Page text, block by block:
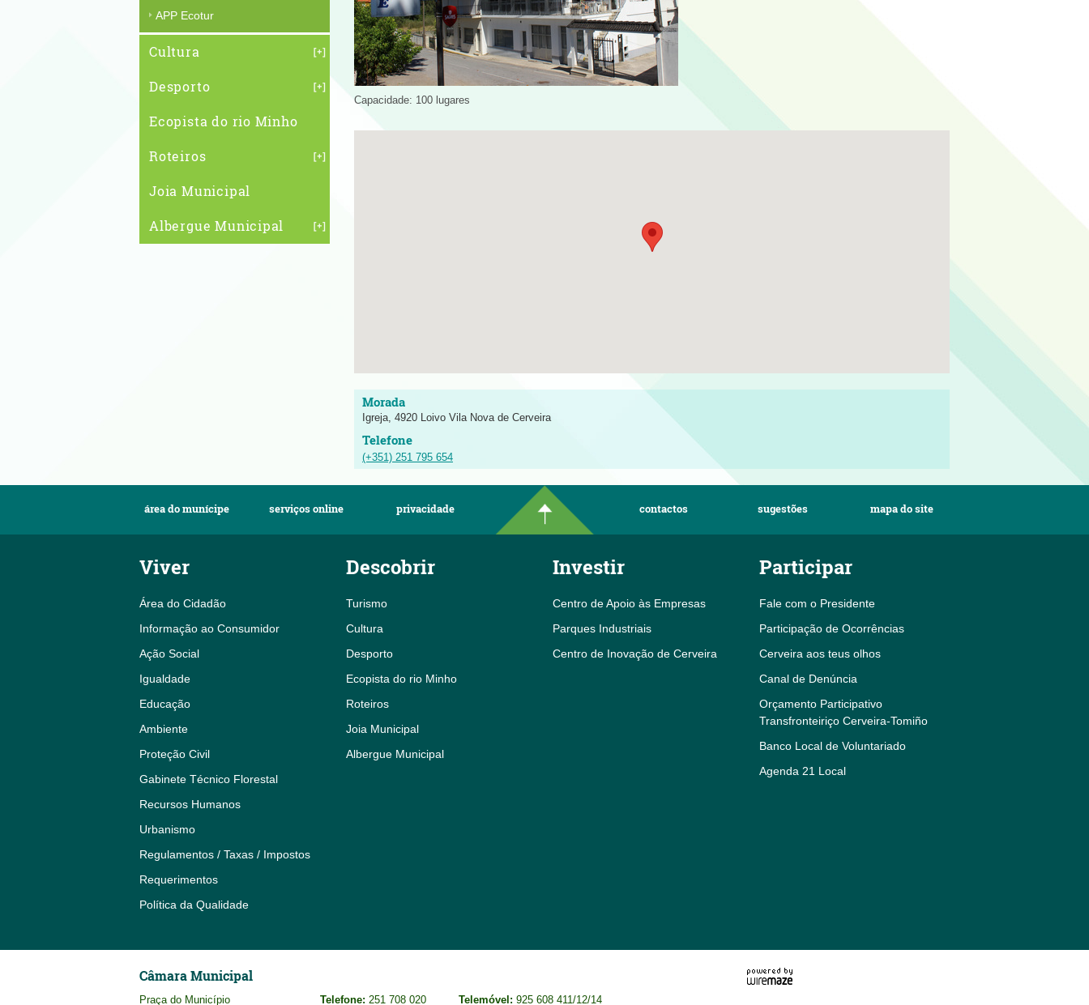
APP Ecotur
Cultura
Desporto
Ecopista do rio Minho
Roteiros
Joia Municipal
Albergue Municipal
Capacidade: 100 lugares
Igreja, 4920 Loivo Vila Nova de Cerveira
(+351) 251 795 654
área do munícipe serviços online privacidade contactos sugestões mapa do site
Viver
Área do Cidadão
Informação ao Consumidor
Ação Social
Igualdade
Educação
Ambiente
Proteção Civil
Gabinete Técnico Florestal
Recursos Humanos
Urbanismo
Regulamentos / Taxas / Impostos
Requerimentos
Política da Qualidade
Descobrir
Turismo
Cultura
Desporto
Ecopista do rio Minho
Roteiros
Joia Municipal
Albergue Municipal
Investir
Centro de Apoio às Empresas
Parques Industriais
Centro de Inovação de Cerveira
Participar
Fale com o Presidente
Participação de Ocorrências
Cerveira aos teus olhos
Canal de Denúncia
Orçamento Participativo
Transfronteiriço Cerveira-Tomiño
Banco Local de Voluntariado
Agenda 21 Local
Câmara Municipal
Praça do Município Telefone: 251 708 020 Telemóvel: 925 608 411/12/14